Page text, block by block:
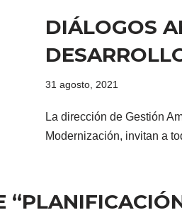
DIÁLOGOS
31 agosto, 2021
La dirección de Gestión
Modernización, invitan a